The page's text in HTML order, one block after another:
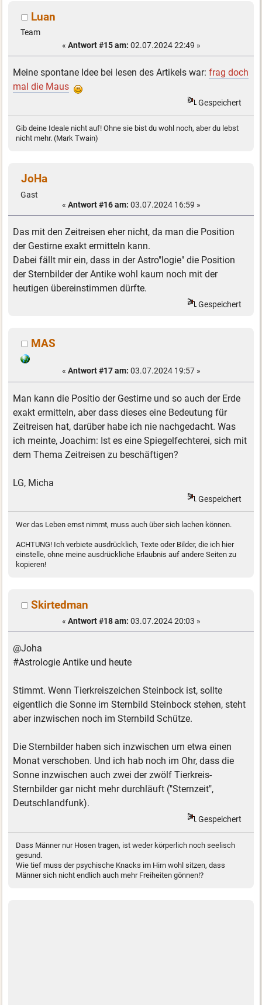
Luan
Team
« Antwort #15 am: 02.07.2024 22:49 »
Meine spontane Idee bei lesen des Artikels war:frag doch
mal die Maus
Gespeichert
Gib deine Ideale nicht auf! Ohne sie bist du wohl noch, aber du lebst
nicht mehr. (Mark Twain)
JoHa
Gast
« Antwort #16 am: 03.07.2024 16:59 »
Das mit den Zeitreisen eher nicht, da man die Position
der Gestirne exakt ermitteln kann.
Dabei fällt mir ein, dass in der Astro"logie" die Position
der Sternbilder der Antike wohl kaum noch mit der
heutigen übereinstimmen dürfte.
Gespeichert
MAS
« Antwort #17 am: 03.07.2024 19:57 »
Man kann die Positio der Gestirne und so auch der Erde
exakt ermitteln, aber dass dieses eine Bedeutung für
Zeitreisen hat, darüber habe ich nie nachgedacht. Was
ich meinte, Joachim: Ist es eine Spiegelfechterei, sich mit
dem Thema Zeitreisen zu beschäftigen?
LG, Micha
Gespeichert
Wer das Leben ernst nimmt, muss auch über sich lachen können.
ACHTUNG! Ich verbiete ausdrücklich, Texte oder Bilder, die ich hier
einstelle, ohne meine ausdrückliche Erlaubnis auf andere Seiten zu
kopieren!
Skirtedman
« Antwort #18 am: 03.07.2024 20:03 »
@Joha
#Astrologie Antike und heute
Stimmt. Wenn Tierkreiszeichen Steinbock ist, sollte
eigentlich die Sonne im Sternbild Steinbock stehen, steht
aber inzwischen noch im Sternbild Schütze.
Die Sternbilder haben sich inzwischen um etwa einen
Monat verschoben. Und ich hab noch im Ohr, dass die
Sonne inzwischen auch zwei der zwölf Tierkreis-
Sternbilder gar nicht mehr durchläuft ("Sternzeit",
Deutschlandfunk).
Gespeichert
Dass Männer nur Hosen tragen, ist weder körperlich noch seelisch
gesund.
Wie tief muss der psychische Knacks im Hirn wohl sitzen, dass
Männer sich nicht endlich auch mehr Freiheiten gönnen!?